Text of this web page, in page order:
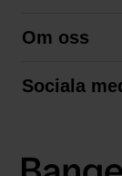
Köpvillkor
Om oss
Sociala